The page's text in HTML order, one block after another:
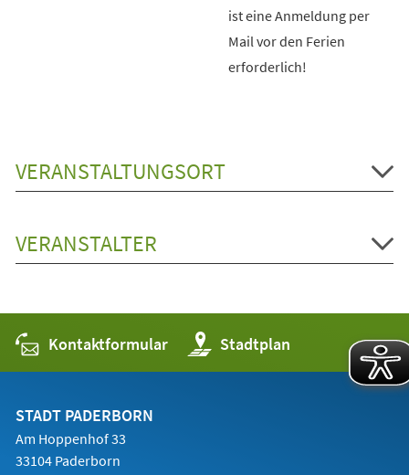
ist eine Anmeldung per
Mail vor den Ferien
erforderlich!
VERANSTALTUNGSORT
VERANSTALTER
Kontaktformular Stadtplan
(Öffnet
in
einem
STADT PADERBORN
Am Hoppenhof 33
33104 Paderborn